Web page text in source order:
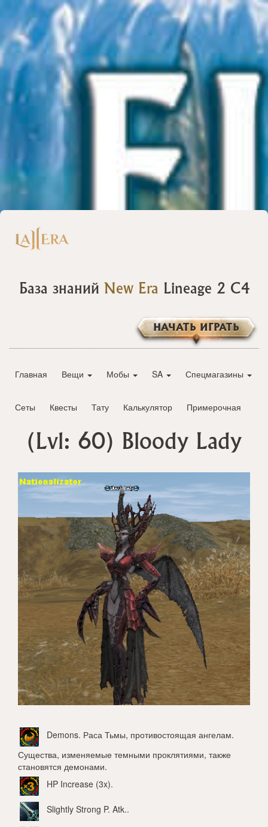
База знаний New Era Lineage 2 C4
НАЧАТЬ ИГРАТЬ
Главная Вещи Мобы SA Спецмагазины
Сеты Квесты Тату Калькулятор Примерочная
(Lvl: 60) Bloody Lady
Demons. Раса Тьмы, противостоящая ангелам.
Существа, изменяемые темными проклятиями, также
становятся демонами.
HP Increase (3x).
Slightly Strong P. Atk..